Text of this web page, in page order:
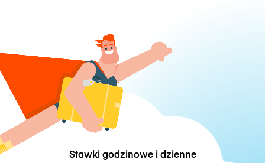
Stawki godzinowe i dzienne